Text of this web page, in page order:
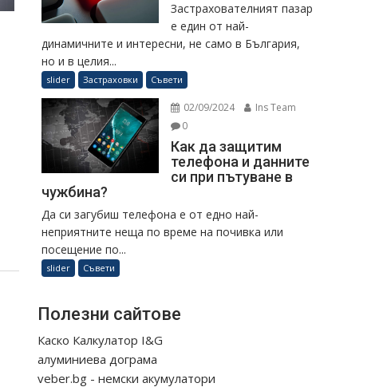
Застрахователният пазар
е един от най-
динамичните и интересни, не само в България,
но и в целия...
slider Застраховки Съвети
02/09/2024
Ins Team
0
Как да защитим
телефона и данните
си при пътуване в
чужбина?
Да си загубиш телефона е от едно най-
неприятните неща по време на почивка или
посещение по...
slider Съвети
Полезни сайтове
Каско Калкулатор I&G
алуминиева дограма
veber.bg - немски акумулатори